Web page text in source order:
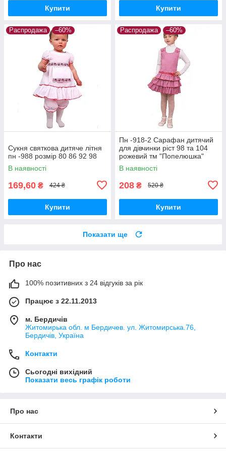
Купити Купити
Распродажа –60%
Сукня святкова дитяче літня
пн -988 розмір 80 86 92 98
В наявності
169,60 ₴ 424 ₴
Купити
Распродажа –60%
Пн -918-2 Сарафан дитячий
для дівчинки ріст 98 та 104
рожевий тм "Попелюшка"
В наявності
208 ₴ 520 ₴
Купити
Показати ще
Про нас
100% позитивних з 24 відгуків за рік
Працює з 22.11.2013
м. Бердичів
Житомирька обл. м Бердичев. ул. Житомирська.76,
Бердичів, Україна
Контакти
Сьогодні вихідний
Показати весь графік роботи
Про нас
Контакти